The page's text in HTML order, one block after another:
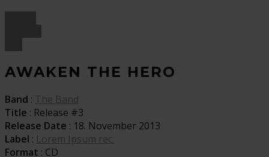
AWAKEN THE HERO
Band : The Band
Title : Release #3
Release Date : 18. November 2013
Label : Lorem Ipsum rec.
Format : CD